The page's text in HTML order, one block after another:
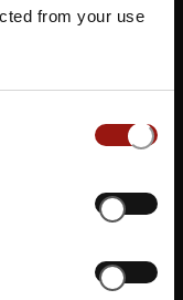
from your use
imLandhaus N
erwerben